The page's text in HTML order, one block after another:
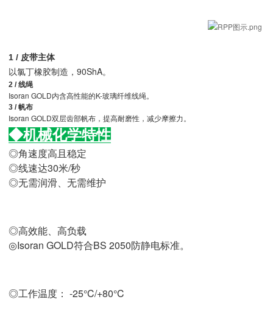
1 / 皮带主体
以氯丁橡胶制造，90ShA。
2 / 线绳
Isoran GOLD内含高性能的K-玻璃纤维线绳。
3 / 帆布
Isoran GOLD双层齿部帆布，提高耐磨性，减少摩擦力。
◆机械化学特性
◎角速度高且稳定
◎线速达30米/秒
◎无需润滑、无需维护
◎高效能、高负载
◎Isoran GOLD符合BS 2050防静电标准。
◎工作温度： -25°C/+80°C